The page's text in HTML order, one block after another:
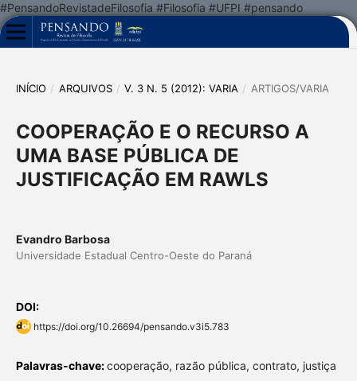
#PensandoRevistadeFilosofia #Filosofia #UFPI #pensando
INÍCIO / ARQUIVOS / V. 3 N. 5 (2012): VARIA / ARTIGOS/VARIA
COOPERAÇÃO E O RECURSO A
UMA BASE PÚBLICA DE
JUSTIFICAÇÃO EM RAWLS
Evandro Barbosa
Universidade Estadual Centro-Oeste do Paraná
DOI:
https://doi.org/10.26694/pensando.v3i5.783
Palavras-chave:cooperação, razão pública, contrato, justiça